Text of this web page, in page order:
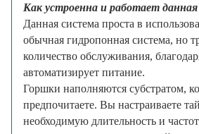
Как устроенна и работает
Данная система проста в
обычная гидропонная система, но
количество обслуживания,
автоматизирует питание.
Горшки наполняются субстратом,
предпочитаете. Вы настраиваете
необходимую длительность и